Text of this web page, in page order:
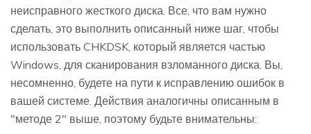
неисправного жесткого диска. Все, что вам нужно
сделать, это выполнить описанный ниже шаг, чтобы
использовать CHKDSK, который является частью
Windows, для сканирования взломанного диска. Вы,
несомненно, будете на пути к исправлению ошибок в
вашей системе. Действия аналогичны описанным в
"методе 2" выше, поэтому будьте внимательны: